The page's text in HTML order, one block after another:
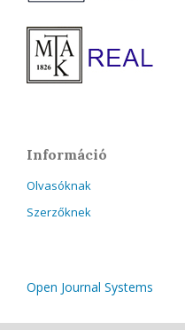
Információ
Olvasóknak
Szerzőknek
Open Journal Systems